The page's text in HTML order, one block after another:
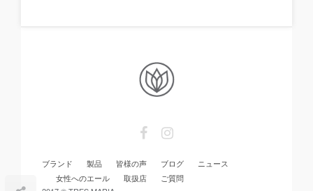
ブランド 製品 皆様の声 ブログ
ニュース
女性へのエール
取扱店
ご質問